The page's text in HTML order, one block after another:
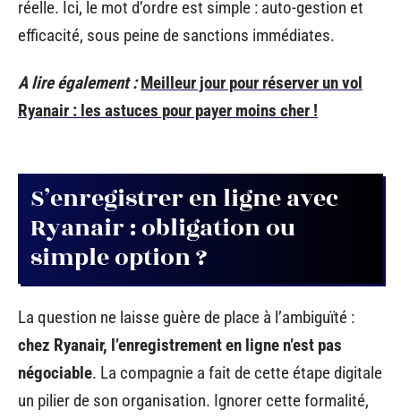
réelle. Ici, le mot d’ordre est simple : auto-gestion et
efficacité, sous peine de sanctions immédiates.
A lire également : Meilleur jour pour réserver un vol
Ryanair : les astuces pour payer moins cher !
S’enregistrer en ligne avec
Ryanair : obligation ou
simple option ?
La question ne laisse guère de place à l’ambiguïté :
chez Ryanair, l’enregistrement en ligne n’est pas
négociable. La compagnie a fait de cette étape digitale
un pilier de son organisation. Ignorer cette formalité,